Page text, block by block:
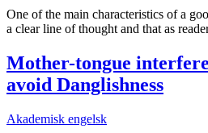
One of the main characteristics of a
a clear line of thought and that as
Mother-tongue
avoid Danglishness
Akademisk engelsk